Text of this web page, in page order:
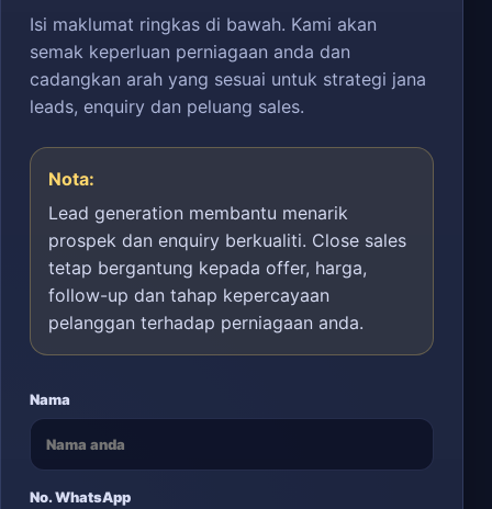
Isi maklumat ringkas di bawah. Kami akan
semak keperluan perniagaan anda dan
cadangkan arah yang sesuai untuk strategi jana
leads, enquiry dan peluang sales.
Nota:
Lead generation membantu menarik
prospek dan enquiry berkualiti. Close sales
tetap bergantung kepada offer, harga,
follow-up dan tahap kepercayaan
pelanggan terhadap perniagaan anda.
Nama
No. WhatsApp